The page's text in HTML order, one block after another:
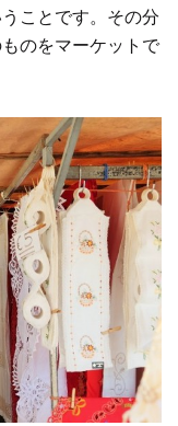
ことです。その分
のをマーケットで